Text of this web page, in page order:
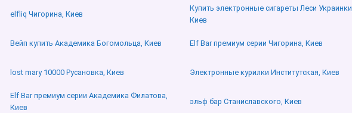
elfliq Чигорина, Киев
Купить электронные сигареты Леси Украинки,
Киев
Вейп купить Академика Богомольца, Киев Elf Bar премиум серии Чигорина, Киев
lost mary 10000 Русановка, Киев Электронные курилки Институтская, Киев
Elf Bar премиум серии Академика Филатова,
Киев
эльф бар Станиславского, Киев